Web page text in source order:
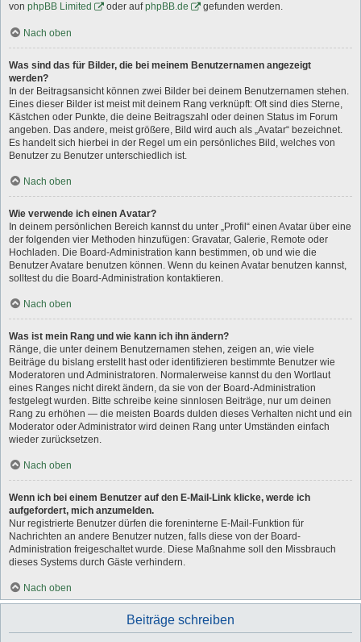
von phpBB Limited oder aufphpBB.de gefunden werden.
Nach oben
Was sind das für Bilder, die bei meinem Benutzernamen angezeigt
werden?
In der Beitragsansicht können zwei Bilder bei deinem Benutzernamen stehen.
Eines dieser Bilder ist meist mit deinem Rang verknüpft: Oft sind dies Sterne,
Kästchen oder Punkte, die deine Beitragszahl oder deinen Status im Forum
angeben. Das andere, meist größere, Bild wird auch als „Avatar“ bezeichnet.
Es handelt sich hierbei in der Regel um ein persönliches Bild, welches von
Benutzer zu Benutzer unterschiedlich ist.
Nach oben
Wie verwende ich einen Avatar?
In deinem persönlichen Bereich kannst du unter „Profil“ einen Avatar über eine
der folgenden vier Methoden hinzufügen: Gravatar, Galerie, Remote oder
Hochladen. Die Board-Administration kann bestimmen, ob und wie die
Benutzer Avatare benutzen können. Wenn du keinen Avatar benutzen kannst,
solltest du die Board-Administration kontaktieren.
Nach oben
Was ist mein Rang und wie kann ich ihn ändern?
Ränge, die unter deinem Benutzernamen stehen, zeigen an, wie viele
Beiträge du bislang erstellt hast oder identifizieren bestimmte Benutzer wie
Moderatoren und Administratoren. Normalerweise kannst du den Wortlaut
eines Ranges nicht direkt ändern, da sie von der Board-Administration
festgelegt wurden. Bitte schreibe keine sinnlosen Beiträge, nur um deinen
Rang zu erhöhen — die meisten Boards dulden dieses Verhalten nicht und ein
Moderator oder Administrator wird deinen Rang unter Umständen einfach
wieder zurücksetzen.
Nach oben
Wenn ich bei einem Benutzer auf den E-Mail-Link klicke, werde ich
aufgefordert, mich anzumelden.
Nur registrierte Benutzer dürfen die foreninterne E-Mail-Funktion für
Nachrichten an andere Benutzer nutzen, falls diese von der Board-
Administration freigeschaltet wurde. Diese Maßnahme soll den Missbrauch
dieses Systems durch Gäste verhindern.
Nach oben
Beiträge schreiben